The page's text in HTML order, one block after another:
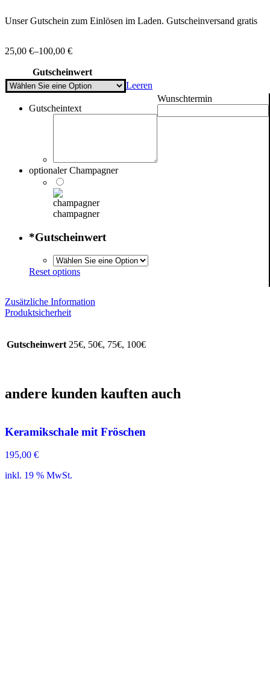
Unser Gutschein zum Einlösen im Laden. Gutscheinversand gratis
25,00 €–100,00 €
Gutscheinwert
Leeren
Gutscheintext
optionaler Champagner
champagner
*Gutscheinwert
Reset options
Wunschtermin
Zusätzliche Information
Produktsicherheit
Gutscheinwert 25€, 50€, 75€, 100€
andere kunden kauften auch
Keramikschale mit Fröschen
195,00 €
inkl. 19 % MwSt.